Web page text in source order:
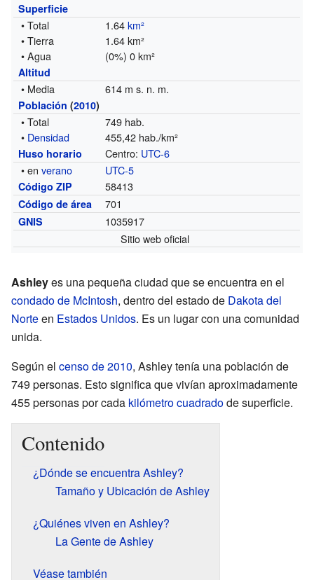
Superficie
• Total 1.64km²
• Tierra
1.64 km²
• Agua
(0%) 0 km²
Altitud
• Media 614 m s. n. m.
Población (2010)
• Total
749 hab.
• Densidad 455,42 hab./km²
Huso horario Centro: UTC-6
• enverano UTC-5
Código ZIP 58413
Código de área 701
GNIS
1035917
Sitio web oficial
Ashleyes una pequeña ciudad que se encuentra en el
condado de McIntosh, dentro del estado de Dakota del
Norteen Estados Unidos. Es un lugar con una comunidad
unida.
Según el censo de 2010, Ashley tenía una población de
749 personas. Esto significa que vivían aproximadamente
455 personas por cada kilómetro cuadradode superficie.
Contenido
¿Dónde se encuentra Ashley?
Tamaño y Ubicación de Ashley
¿Quiénes viven en Ashley?
La Gente de Ashley
Véase también